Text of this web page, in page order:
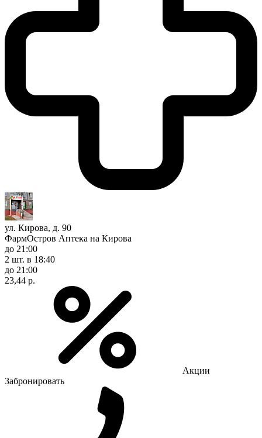
ул. Кирова, д. 90
ФармОстров Аптека на Кирова
до 21:00
2 шт. в 18:40
до 21:00
23,44 р.
Акции
Забронировать